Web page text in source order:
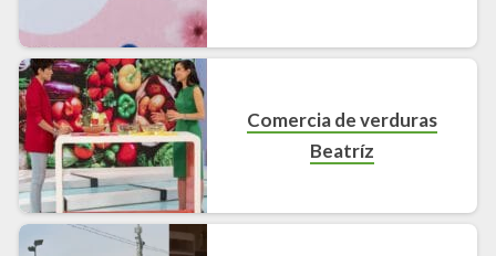
Comercia de verduras
Beatríz